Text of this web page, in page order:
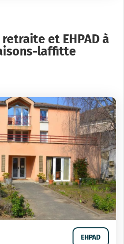
et EHPAD à
laffitte
EHPAD